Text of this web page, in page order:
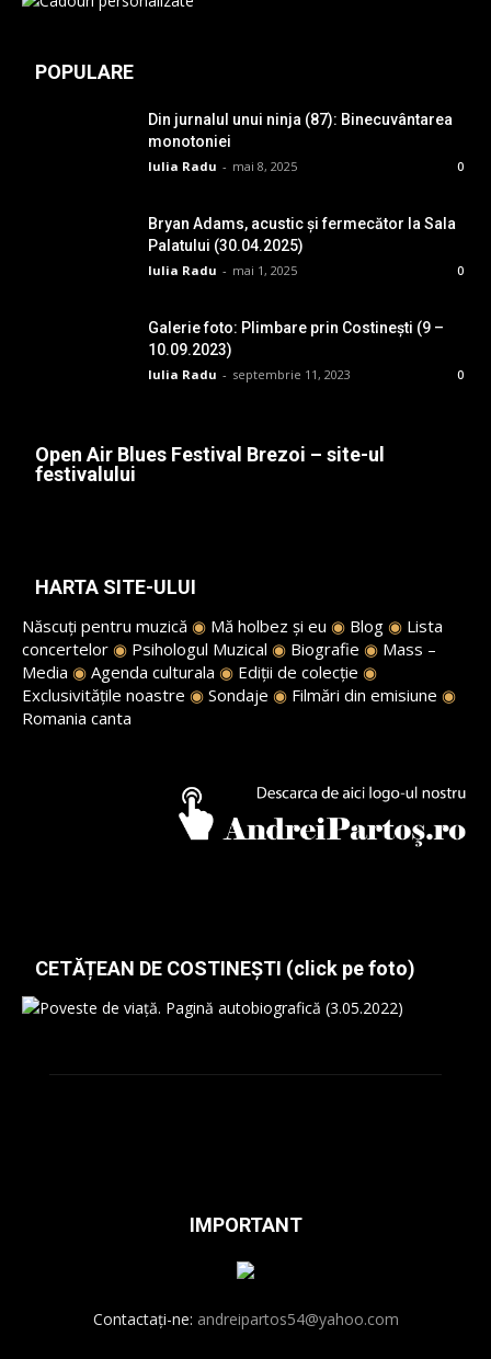
POPULARE
Din jurnalul unui ninja (87): Binecuvântarea
monotoniei
Iulia Radu - mai 8, 2025 0
Bryan Adams, acustic și fermecător la Sala
Palatului (30.04.2025)
Iulia Radu - mai 1, 2025 0
Galerie foto: Plimbare prin Costinești (9 –
10.09.2023)
Iulia Radu - septembrie 11, 2023 0
Open Air Blues Festival Brezoi – site-ul
festivalului
HARTA SITE-ULUI
Născuți pentru muzică ◉ Mă holbez și eu ◉ Blog ◉ Lista
concertelor ◉ Psihologul Muzical ◉ Biografie ◉ Mass –
Media ◉ Agenda culturala ◉ Ediții de colecție ◉
Exclusivitățile noastre ◉ Sondaje ◉ Filmări din emisiune ◉
Romania canta
CETĂȚEAN DE COSTINEȘTI (click pe foto)
IMPORTANT
Contactați-ne: andreipartos54@yahoo.com